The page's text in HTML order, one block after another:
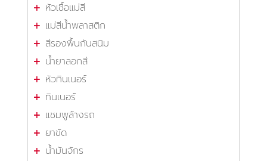
หัวเชื้อแม่สี
แม่สีน้ำพลาสติก
สีรองพื้นกันสนิม
น้ำยาลอกสี
หัวทินเนอร์
ทินเนอร์
แชมพูล้างรถ
ยาขัด
น้ำมันจักร